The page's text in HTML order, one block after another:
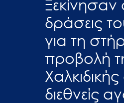
Ξεκίνησαν
δράσεις
για τη
προβολή
Χαλκιδικής
διεθνείς